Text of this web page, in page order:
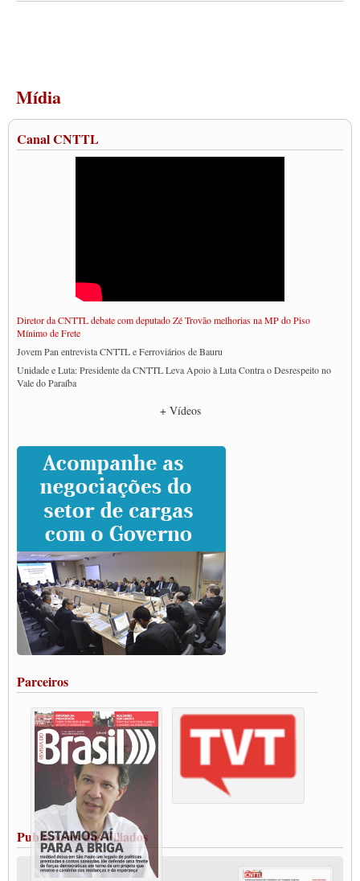
Mídia
Canal CNTTL
Diretor da CNTTL debate com deputado Zé Trovão melhorias na MP do Piso
Mínimo de Frete
Jovem Pan entrevista CNTTL e Ferroviários de Bauru
Unidade e Luta: Presidente da CNTTL Leva Apoio à Luta Contra o Desrespeito no
Vale do Paraíba
Caminhoneiros prometem paralisação e cobram diálogo com Lula
CNTTL e lideranças de caminhoneiros participam de debate sobre saúde nas
rodovias
Paulinho e Litti debatem política global para transporte rodoviário de cargas na
SUTCRA no Uruguai
Grande Conquista da Categoria transporte de Cargas e Caminhoneiros Autonomos
ENCONTRO INTERNACIONAL EM APOIO A CLASSE TRABALHADORA
DO BRASIL E A ELEIÇÃO 2022
Carta às Brasileiras e aos Brasileiros em Defesa do Estado Democrático de Direito
Paulinho, presidente da CNTTL, faz balanço do 3º Congresso da CNTTL
Caminhoneiros aprovam greve a partir do 1º de novembro
Rodoviários de Feira Santana fazem Assembleia para avaliar proposta de reajuste
salarial
Vacina Já: Lockdown de 24 horas dos trabalhadores em transportes está mantido,
Condutores de Guarulhos farão greve sanitária nesta terça-feira (20)
Paralisação dos Caminhoneiros na #BR285, entrocamento que liga o Mercosul ao
Rio Grande
Caminhoneiros bloqueiam duas faixas na Castello Branco e fazem protesto
Modal-Live #13 Aumento da Violência Contra Mulher e o Adoecimento da Classe
Trabalhadora em Tempos de Pandemia
MODAL-LIVE#12 POLÍTICAS PÚBLICAS DE TRANSPORTE PARA A
CLASSE TRABALHADORA E ELEIÇÕES NA PANDEMIA
MODAL-LIVE#11 POLÍTICAS PÚBLICAS DE TRANSPORTE
JUVENTUDE DO TRANSPORTE: POR QUE DEVEMOS NOS ORGANIZAR?
+ Vídeos
Parceiros
Publicações dos Filiados